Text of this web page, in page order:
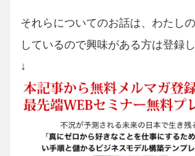
それらについてのお話は、わたし
しているので興味がある方は登録
↓